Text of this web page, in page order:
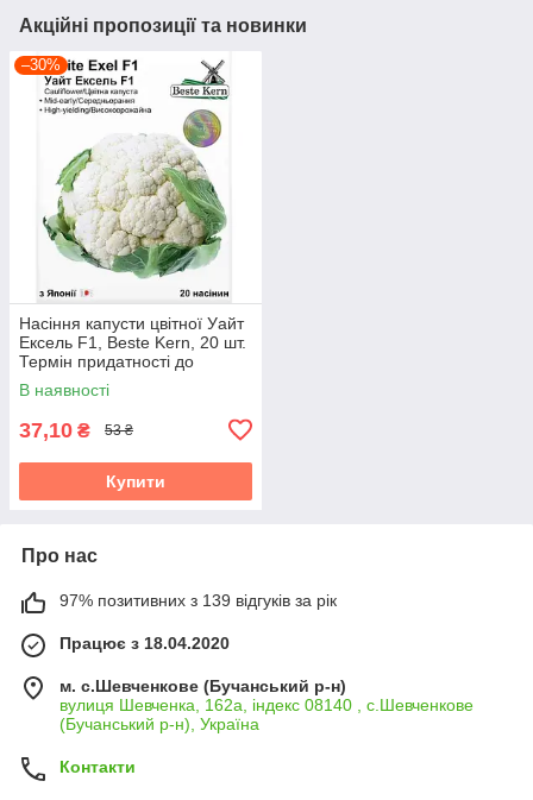
Акційні пропозиції та новинки
–30%
Насіння капусти цвітної Уайт
Ексель F1, Beste Kern, 20 шт.
Термін придатності до
31.10.2026
В наявності
37,10 ₴ 53 ₴
Купити
Про нас
97% позитивних з 139 відгуків за рік
Працює з 18.04.2020
м. с.Шевченкове (Бучанський р-н)
вулиця Шевченка, 162а, індекс 08140 , с.Шевченкове
(Бучанський р-н), Україна
Контакти